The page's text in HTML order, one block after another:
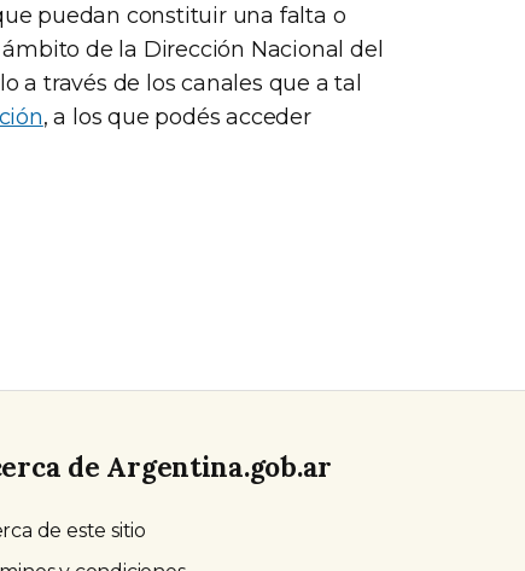
puedan constituir una falta o
de la Dirección Nacional del
a través de los canales que a tal
, a los que podés acceder
de Argentina.gob.ar
de este sitio